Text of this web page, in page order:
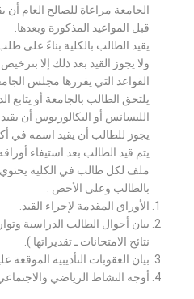
الجامعة مراعاة للصالح العام أن
قبل المواعيد المذكورة وبعدها.
يقيد الطالب بالكلية بناءً على
ولا يجوز القيد بعد ذلك إلا
القواعد التي يقررها مجلس
يلتحق الطالب بالجامعة أو
الليسانس أو البكالوريوس أن
يجوز للطالب أن يقيد اسمه في
يتم قيد الطالب بعد استيفاء
ملف لكل طالب في الكلية يحتوي
بالطالب وعلى الأخص :
الأوراق المقدمة لإجراء القيد.
بيان أحوال الطالب الدراسية
نتائح الامتحانات ـ تقديراتها ).
بيان العقوبات التأديبية الموقعة
أوجه النشاط الرياضي